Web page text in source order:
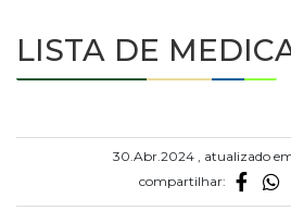
Glória
LISTA DE
30.Abr.2024 , atualizado
compartilhar: